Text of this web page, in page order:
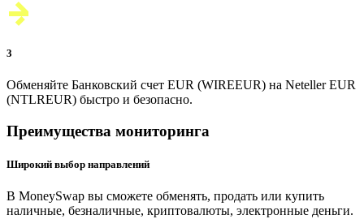
3
Обменяйте Банковский счет EUR (WIREEUR) на Neteller EUR
(NTLREUR) быстро и безопасно.
Преимущества мониторинга
Широкий выбор направлений
В MoneySwap вы сможете обменять, продать или купить
наличные, безналичные, криптовалюты, электронные деньги.